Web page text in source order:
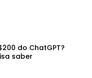
do ChatGPT?
saber